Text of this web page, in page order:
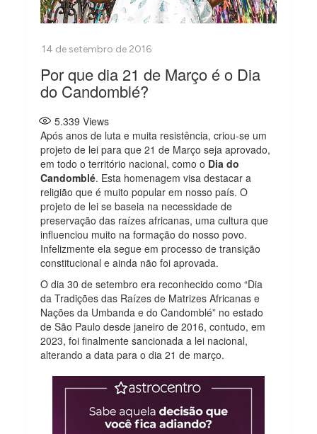
Por que dia 21 de Março é o Dia
do Candomblé?
5.339 Views
Após anos de luta e muita resistência, criou-se um
projeto de lei para que 21 de Março seja aprovado,
em todo o território nacional, como o Dia do
Candomblé. Esta homenagem visa destacar a
religião que é muito popular em nosso país. O
projeto de lei se baseia na necessidade de
preservação das raízes africanas, uma cultura que
influenciou muito na formação do nosso povo.
Infelizmente ela segue em processo de transição
constitucional e ainda não foi aprovada.
O dia 30 de setembro era reconhecido como “Dia
da Tradições das Raízes de Matrizes Africanas e
Nações da Umbanda e do Candomblé” no estado
de São Paulo desde janeiro de 2016, contudo, em
2023, foi finalmente sancionada a lei nacional,
alterando a data para o dia 21 de março.